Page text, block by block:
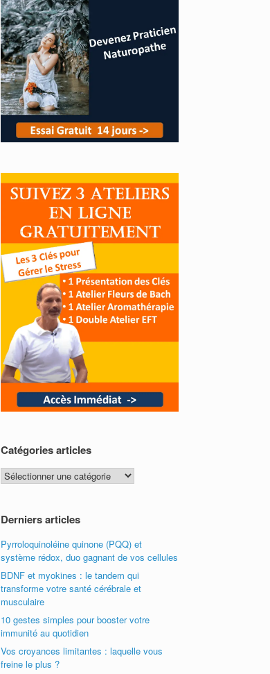
Catégories articles
Catégories
articles
Derniers articles
Pyrroloquinoléine quinone (PQQ) et
système rédox, duo gagnant de vos cellules
BDNF et myokines : le tandem qui
transforme votre santé cérébrale et
musculaire
10 gestes simples pour booster votre
immunité au quotidien
Vos croyances limitantes : laquelle vous
freine le plus ?